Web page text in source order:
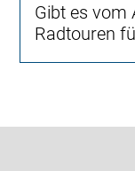
Gibt es vom
Radtouren